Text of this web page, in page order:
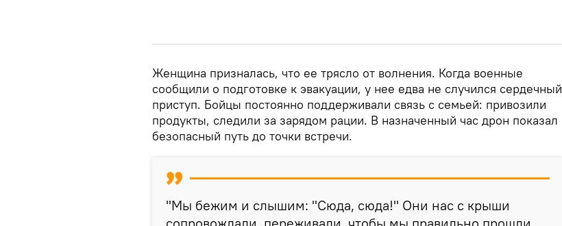
Женщина призналась, что ее трясло от волнения. Когда военные
сообщили о подготовке к эвакуации, у нее едва не случился сердечный
приступ. Бойцы постоянно поддерживали связь с семьей: привозили
продукты, следили за зарядом рации. В назначенный час дрон показал
безопасный путь до точки встречи.
"Мы бежим и слышим: "Сюда, сюда!" Они нас с крыши